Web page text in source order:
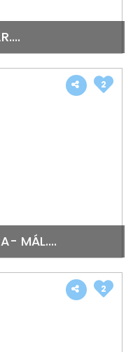
MÁL....
2
2